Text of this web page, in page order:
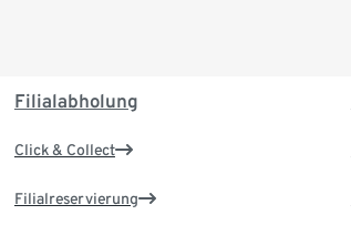
Filialabholung
Click & Collect
Filialreservierung